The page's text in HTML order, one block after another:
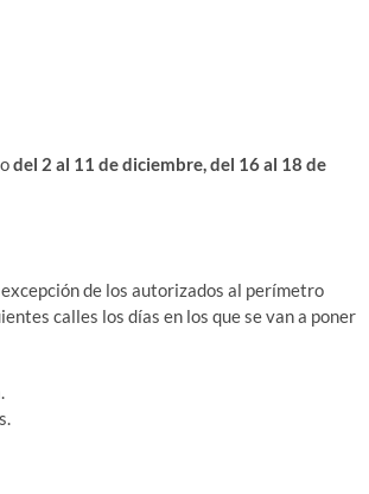
del 2 al 11 de diciembre, del 16 al 18 de
de los autorizados al perímetro
calles los días en los que se van a poner